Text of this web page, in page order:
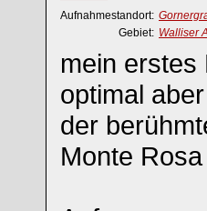
Aufnahmestandort:
Gebiet: Walliser
mein erstes
optimal
der
Monte Rosa